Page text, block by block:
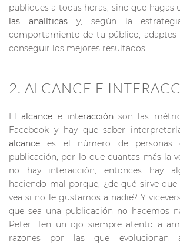
publiques a todas horas, sino que hagas
las analíticasy, según la
comportamiento de tu público, adaptes
conseguir los mejores resultados.
2. ALCANCE E
Elalcance e interacciónson las
Facebook y hay que saber
alcance es el número de personas
publicación, por lo que cuantas más la
no hay interacción, entonces hay
haciendo mal porque, ¿de qué sirve
vea si no le gustamos a nadie? Y
que sea una publicación no hacemos
Peter. Ten un ojo siempre atento a
razones por las que